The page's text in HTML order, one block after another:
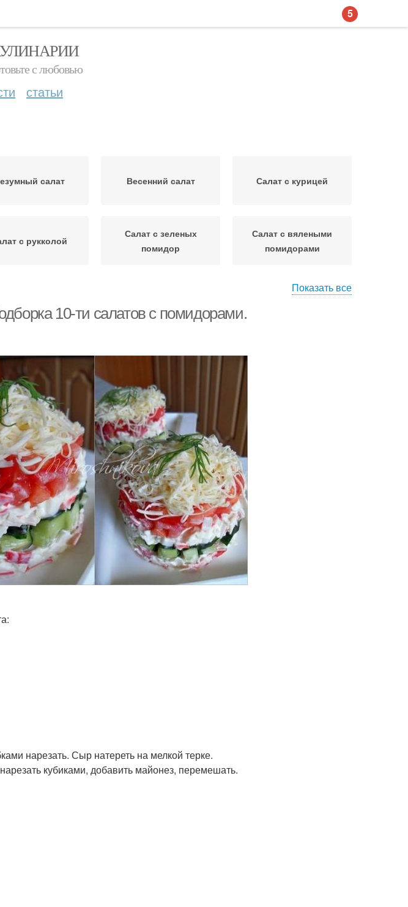
с любовью
статьи
салат Весенний салат Салат с курицей
с рукколой
Салат с зеленых
помидор
Салат с вялеными
помидорами
Салат с крабовыми
с грибами
с копченой
курицей
Салаты с крабовыми
палочками
Салаты из крабовыми
салаты Вкусные заправки Заправки для салатов
салат Салат с изюминкой
Показать все
10-ти салатов с помидорами.
нарезать. Сыр натереть на мелкой терке.
кубиками, добавить майонез, перемешать.
5